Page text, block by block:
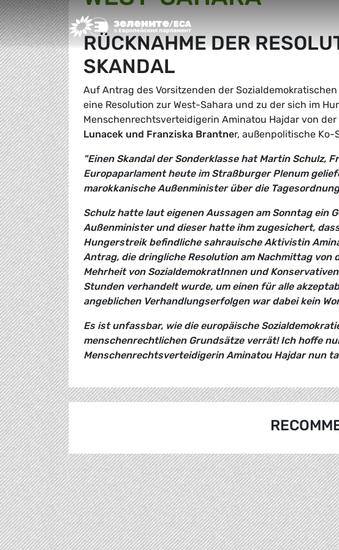
Greens/EFA Home
RÜCKNAHME DER
SKANDAL
Auf Antrag des Vorsitzenden der
eine Resolution zur West-Sahara und zu der sich im
Menschenrechtsverteidigerin Aminatou Hajdar von
Lunacek und Franziska Brantner, außenpolitische Ko-
"Einen Skandal der Sonderklasse hat Martin Schulz,
Europaparlament heute im Straßburger Plenum
marokkanische Außenminister über die
Schulz hatte laut eigenen Aussagen am Sonntag ein
Außenminister und dieser hatte ihm zugesichert,
Hungerstreik befindliche sahrauische Aktivistin
Antrag, die dringliche Resolution am Nachmittag von
Mehrheit von SozialdemokratInnen und
Stunden verhandelt wurde, um einen für alle
angeblichen Verhandlungserfolgen war dabei kein
Es ist unfassbar, wie die europäische
menschenrechtlichen Grundsätze verrät! Ich hoffe
Menschenrechtsverteidigerin Aminatou Hajdar nun